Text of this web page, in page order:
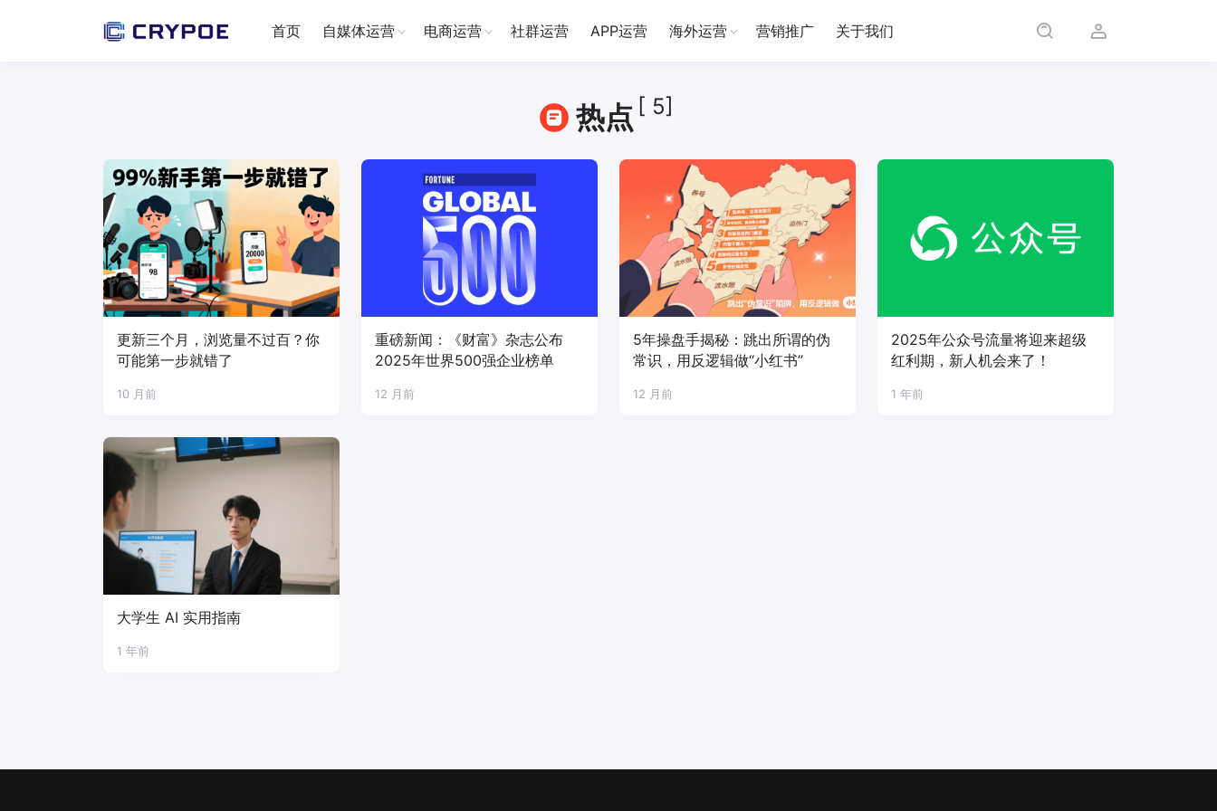
首页 自媒体运营 电商运营 社群运营 APP运营 海外运营 营销推广 关于我们
热点 [ 5]
更新三个月，浏览量不过百？你
可能第一步就错了
10 月前
重磅新闻：《财富》杂志公布
2025年世界500强企业榜单
12 月前
5年操盘手揭秘：跳出所谓的伪
常识，用反逻辑做“小红书”
12 月前
2025年公众号流量将迎来超级
红利期，新人机会来了！
1 年前
大学生 AI 实用指南
1 年前